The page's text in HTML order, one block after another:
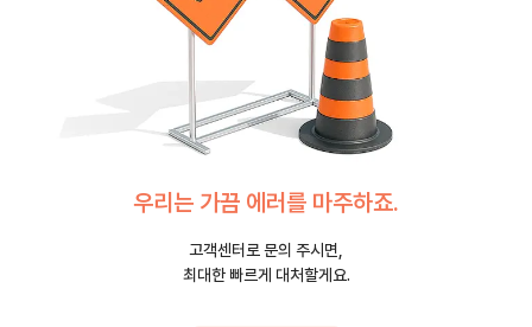
우리는 가끔 에러를 마주하죠.
고객센터로 문의 주시면,
최대한 빠르게 대처할게요.